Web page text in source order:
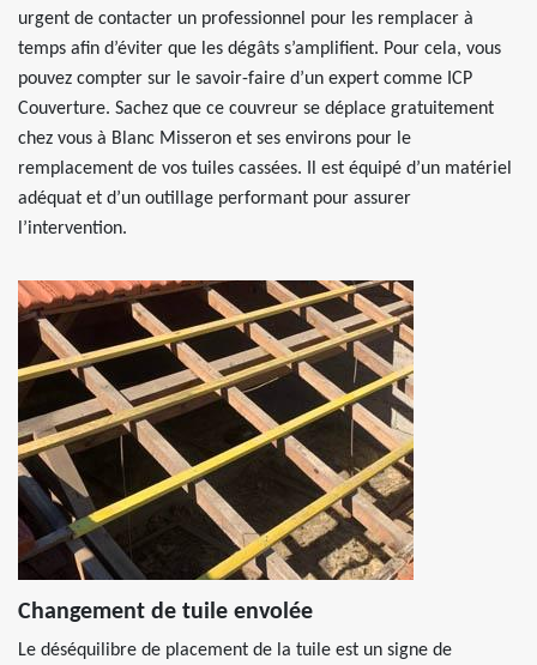
urgent de contacter un professionnel pour les remplacer à
temps afin d’éviter que les dégâts s’amplifient. Pour cela, vous
pouvez compter sur le savoir-faire d’un expert comme ICP
Couverture. Sachez que ce couvreur se déplace gratuitement
chez vous à Blanc Misseron et ses environs pour le
remplacement de vos tuiles cassées. Il est équipé d’un matériel
adéquat et d’un outillage performant pour assurer
l’intervention.
Changement de tuile envolée
Le déséquilibre de placement de la tuile est un signe de